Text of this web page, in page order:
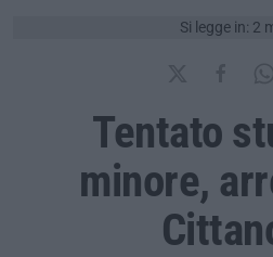
Si legge in: 2
Tentato
minore,